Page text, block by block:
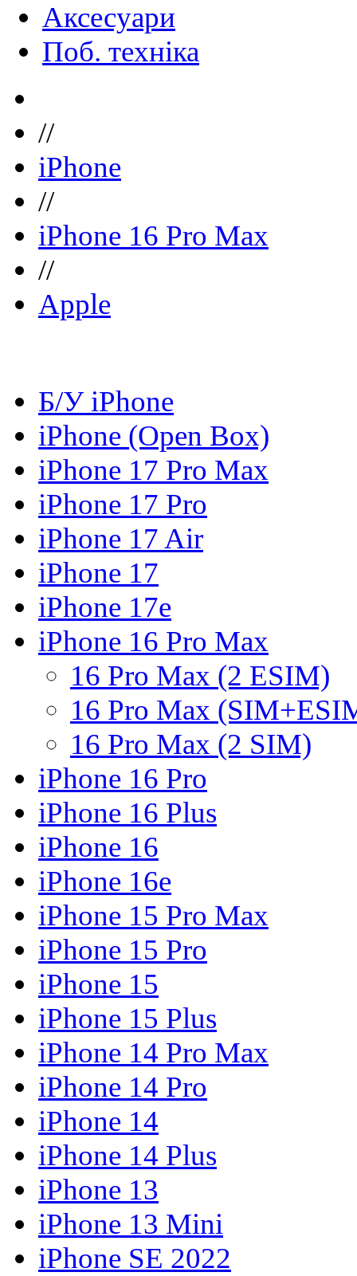
Аксесуари
Поб. техніка
//
iPhone
//
iPhone 16 Pro Max
//
Apple
Б/У iPhone
iPhone (Open Box)
iPhone 17 Pro Max
iPhone 17 Pro
iPhone 17 Air
iPhone 17
iPhone 17e
iPhone 16 Pro Max
16 Pro Max (2 ESIM)
16 Pro Max
16 Pro Max (2 SIM)
iPhone 16 Pro
iPhone 16 Plus
iPhone 16
iPhone 16e
iPhone 15 Pro Max
iPhone 15 Pro
iPhone 15
iPhone 15 Plus
iPhone 14 Pro Max
iPhone 14 Pro
iPhone 14
iPhone 14 Plus
iPhone 13
iPhone 13 Mini
iPhone SE 2022